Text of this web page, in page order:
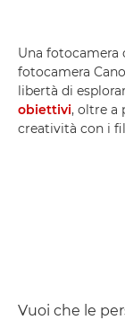
Una
fotocamera
libertà di
obiettivi, oltre a
creatività con i
Vuoi che le